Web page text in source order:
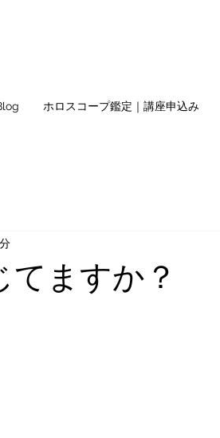
ホロスコープ鑑定｜講座申込み
てますか？